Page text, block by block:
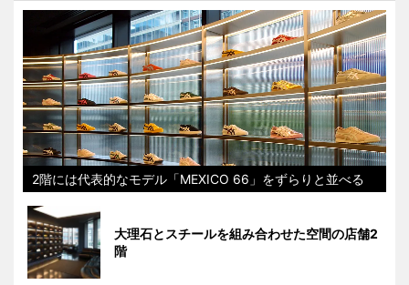
2階には代表的なモデル「MEXICO 66」をずらりと並べる
大理石とスチールを組み合わせた空間の店舗2
階